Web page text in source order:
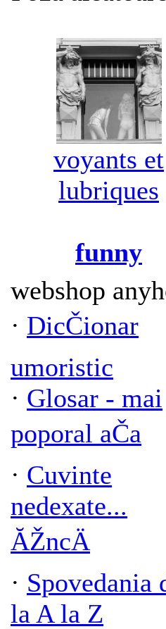
voyants et
lubriques
funny
webshop
· DicČionar
umoristic
· Glosar - mai
poporal aČa
· Cuvinte
nedexate...
ĂŽncÄ
· Spovedania
la A la Z